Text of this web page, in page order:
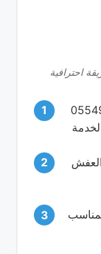
احترافية
0554996824
العفش